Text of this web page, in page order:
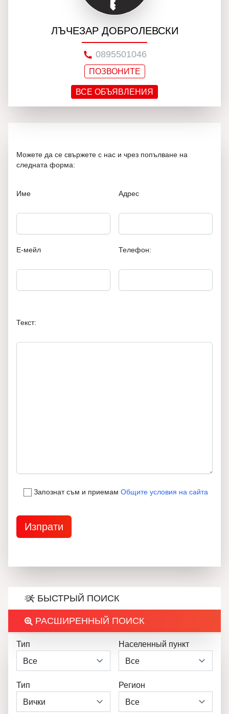
ЛЪЧЕЗАР ДОБРОЛЕВСКИ
0895501046
ПОЗВОНИТЕ
ВСЕ ОБЪЯВЛЕНИЯ
Можете да се свържете с нас и чрез попълване на
следната форма:
Име
Е-мейл
Адрес
Телефон:
Текст:
Запознат съм и приемам Общите условия на сайта
БЫСТРЫЙ ПОИСК
РАСШИРЕННЫЙ ПОИСК
Тип Населенный пункт
Тип Регион